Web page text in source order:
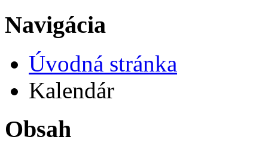
Navigácia
Úvodná stránka
Kalendár
Obsah